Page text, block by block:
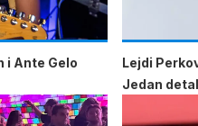
i Ante Gelo
Lejdi
Jedan